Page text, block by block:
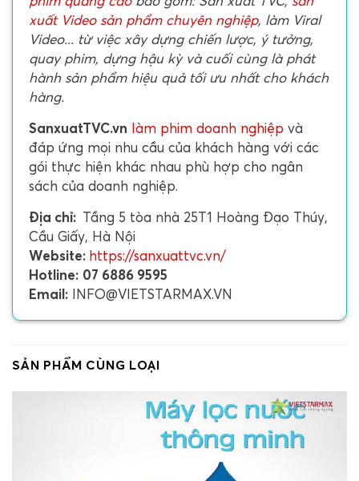
xuất Video sản phẩm chuyên nghiệp, làm Viral
Video... từ việc xây dựng chiến lược, ý tưởng,
quay phim, dựng hậu kỳ và cuối cùng là phát
hành sản phẩm hiệu quả tối ưu nhất cho khách
hàng.
SanxuatTVC.vn làm phim doanh nghiệp và
đáp ứng mọi nhu cầu của khách hàng với các
gói thực hiện khác nhau phù hợp cho ngân
sách của doanh nghiệp.
Địa chỉ: Tầng 5 tòa nhà 25T1 Hoàng Đạo Thúy,
Cầu Giấy, Hà Nội
Website: https://sanxuattvc.vn/
Hotline: 07 6886 9595
Email: INFO@VIETSTARMAX.VN
SẢN PHẨM CÙNG LOẠI